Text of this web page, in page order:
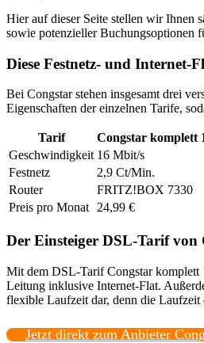
Hier auf dieser Seite stellen wir Ihnen
sowie potenzieller Buchungsoptionen
Diese Festnetz- und Internet-
Bei Congstar stehen insgesamt drei
Eigenschaften der einzelnen Tarife,
Tarif Congstar komplett
Geschwindigkeit 16 Mbit/s
Festnetz
2,9 Ct/Min.
Router
FRITZ!BOX 7330
Preis pro Monat
24,99 €
Der Einsteiger DSL-Tarif von
Mit dem DSL-Tarif Congstar komplett
Leitung inklusive Internet-Flat.
flexible Laufzeit dar, denn die Laufzeit
Jetzt direkt zum Anbieter